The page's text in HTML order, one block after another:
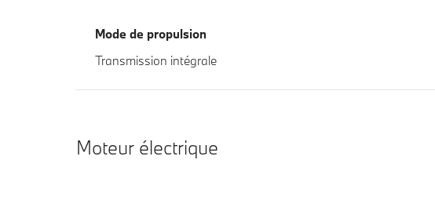
Mode de propulsion
Transmission intégrale
Moteur électrique